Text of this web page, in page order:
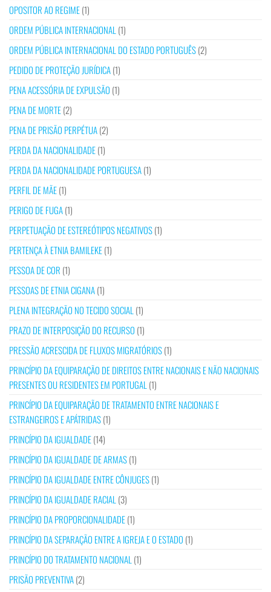
OPOSITOR AO REGIME(1)
ORDEM PÚBLICA INTERNACIONAL (1)
ORDEM PÚBLICA INTERNACIONAL DO ESTADO PORTUGUÊS(2)
PEDIDO DE PROTEÇÃO JURÍDICA(1)
PENA ACESSÓRIA DE EXPULSÃO (1)
PENA DE MORTE(2)
PENA DE PRISÃO PERPÉTUA(2)
PERDA DA NACIONALIDADE(1)
PERDA DA NACIONALIDADE PORTUGUESA(1)
PERFIL DE MÃE(1)
PERIGO DE FUGA(1)
PERPETUAÇÃO DE ESTEREÓTIPOS NEGATIVOS(1)
PERTENÇA À ETNIA BAMILEKE(1)
PESSOA DE COR (1)
PESSOAS DE ETNIA CIGANA(1)
PLENA INTEGRAÇÃO NO TECIDO SOCIAL (1)
PRAZO DE INTERPOSIÇÃO DO RECURSO (1)
PRESSÃO ACRESCIDA DE FLUXOS MIGRATÓRIOS(1)
PRINCÍPIO DA EQUIPARAÇÃO DE DIREITOS ENTRE NACIONAIS E NÃO NACIONAIS
PRESENTES OU RESIDENTES EM PORTUGAL (1)
PRINCÍPIO DA EQUIPARAÇÃO DE TRATAMENTO ENTRE NACIONAIS E
ESTRANGEIROS E APÁTRIDAS(1)
PRINCÍPIO DA IGUALDADE(14)
PRINCÍPIO DA IGUALDADE DE ARMAS(1)
PRINCÍPIO DA IGUALDADE ENTRE CÔNJUGES(1)
PRINCÍPIO DA IGUALDADE RACIAL (3)
PRINCÍPIO DA PROPORCIONALIDADE(1)
PRINCÍPIO DA SEPARAÇÃO ENTRE A IGREJA E O ESTADO (1)
PRINCÍPIO DO TRATAMENTO NACIONAL (1)
PRISÃO PREVENTIVA(2)